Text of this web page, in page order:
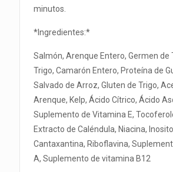
minutos.
*Ingredientes:*
Salmón, Arenque Entero, Germen de
Trigo, Camarón Entero, Proteína de
Salvado de Arroz, Gluten de Trigo,
Arenque, Kelp, Ácido Cítrico, Ácido
Suplemento de Vitamina E,
Extracto de Caléndula, Niacina,
Cantaxantina, Riboflavina,
A, Suplemento de vitamina B12